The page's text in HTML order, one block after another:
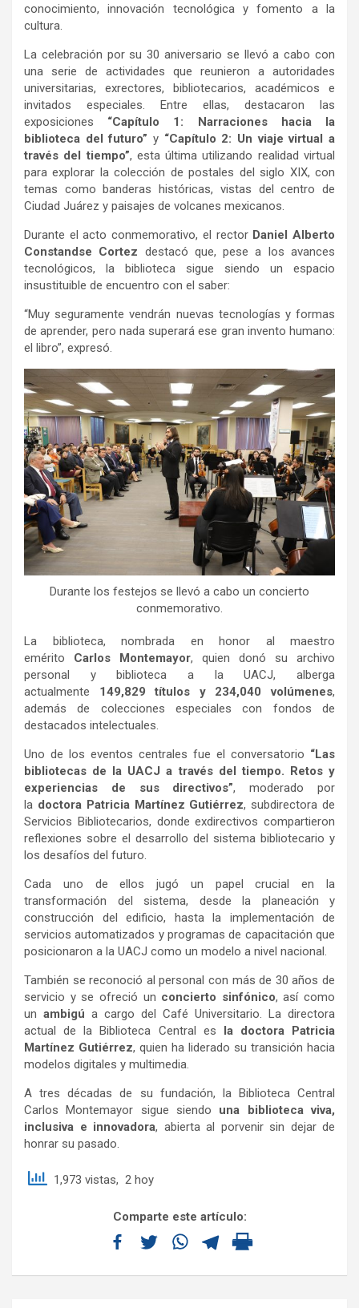
conocimiento, innovación tecnológica y fomento a la
cultura.
La celebración por su 30 aniversario se llevó a cabo con
una serie de actividades que reunieron a autoridades
universitarias, exrectores, bibliotecarios, académicos e
invitados especiales. Entre ellas, destacaron las
exposiciones “Capítulo 1: Narraciones hacia la
biblioteca del futuro” y “Capítulo 2: Un viaje virtual a
través del tiempo”, esta última utilizando realidad virtual
para explorar la colección de postales del siglo XIX, con
temas como banderas históricas, vistas del centro de
Ciudad Juárez y paisajes de volcanes mexicanos.
Durante el acto conmemorativo, el rector Daniel Alberto
Constandse Cortez destacó que, pese a los avances
tecnológicos, la biblioteca sigue siendo un espacio
insustituible de encuentro con el saber:
“Muy seguramente vendrán nuevas tecnologías y formas
de aprender, pero nada superará ese gran invento humano:
el libro”, expresó.
Durante los festejos se llevó a cabo un concierto
conmemorativo.
La biblioteca, nombrada en honor al maestro
emérito Carlos Montemayor, quien donó su archivo
personal y biblioteca a la UACJ, alberga
actualmente 149,829 títulos y 234,040 volúmenes,
además de colecciones especiales con fondos de
destacados intelectuales.
Uno de los eventos centrales fue el conversatorio “Las
bibliotecas de la UACJ a través del tiempo. Retos y
experiencias de sus directivos”, moderado por
la doctora Patricia Martínez Gutiérrez, subdirectora de
Servicios Bibliotecarios, donde exdirectivos compartieron
reflexiones sobre el desarrollo del sistema bibliotecario y
los desafíos del futuro.
Cada uno de ellos jugó un papel crucial en la
transformación del sistema, desde la planeación y
construcción del edificio, hasta la implementación de
servicios automatizados y programas de capacitación que
posicionaron a la UACJ como un modelo a nivel nacional.
También se reconoció al personal con más de 30 años de
servicio y se ofreció un concierto sinfónico, así como
un ambigú a cargo del Café Universitario. La directora
actual de la Biblioteca Central es
la doctora Patricia
Martínez Gutiérrez, quien ha liderado su transición hacia
modelos digitales y multimedia.
A tres décadas de su fundación, la Biblioteca Central
Carlos Montemayor sigue siendo una biblioteca viva,
inclusiva e innovadora, abierta al porvenir sin dejar de
honrar su pasado.
1,973 vistas, 2 hoy
Comparte este artículo: